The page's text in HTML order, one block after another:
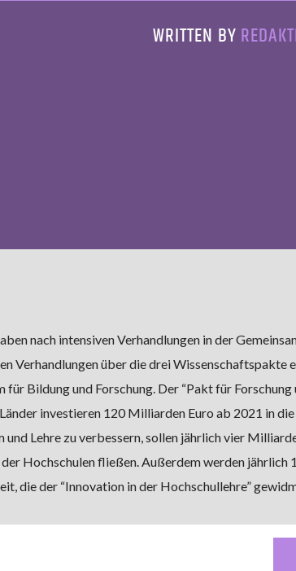
WRITTEN BY
nach intensiven Verhandlungen in der
Verhandlungen über die drei Wissenschaftspakte
für Bildung und Forschung. Der “Pakt für
investieren 120 Milliarden Euro ab 2021 in
und Lehre zu verbessern, sollen jährlich vier
Hochschulen fließen. Außerdem werden jährlich
die der “Innovation in der Hochschullehre”